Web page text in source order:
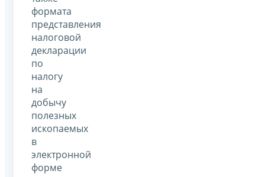
формата
представления
налоговой
декларации
по
налогу
на
добычу
полезных
ископаемых
в
электронной
форме